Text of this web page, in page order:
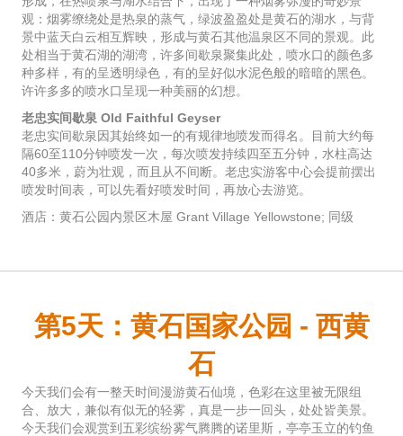
观：烟雾缭绕处是热泉的蒸气，绿波盈盈处是黄石的湖水，与背
景中蓝天白云相互辉映，形成与黄石其他温泉区不同的景观。此
处相当于黄石湖的湖湾，许多间歇泉聚集此处，喷水口的颜色多
种多样，有的呈透明绿色，有的呈好似水泥色般的暗暗的黑色。
许许多多的喷水口呈现一种美丽的幻想。
老忠实间歇泉 Old Faithful Geyser
老忠实间歇泉因其始终如一的有规律地喷发而得名。目前大约每
隔60至110分钟喷发一次，每次喷发持续四至五分钟，水柱高达
40多米，蔚为壮观，而且从不间断。老忠实游客中心会提前摆出
喷发时间表，可以先看好喷发时间，再放心去游览。
酒店：黄石公园内景区木屋 Grant Village Yellowstone; 同级
第5天：黄石国家公园 - 西黄
石
今天我们会有一整天时间漫游黄石仙境，色彩在这里被无限组
合、放大，兼似有似无的轻雾，真是一步一回头，处处皆美景。
今天我们会观赏到五彩缤纷雾气腾腾的诺里斯，亭亭玉立的钓鱼